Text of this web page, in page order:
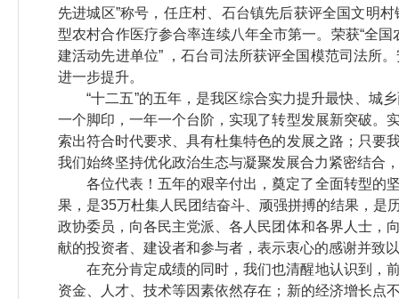
先进城区”称号，任庄村、石台镇先后获评全国文明
型农村合作医疗参合率连续八年全市第一。荣获“全
建活动先进单位” ，石台司法所获评全国模范司法所
进一步提升。
“十二五”的五年，是我区综合实力提升最快、城
一个脚印，一年一个台阶，实现了转型发展新突破。
索出符合时代要求、具有杜集特色的发展之路；只要
我们始终坚持优化政治生态与凝聚发展合力紧密结合
各位代表！五年的艰辛付出，奠定了全面转型的
果，是35万杜集人民团结奋斗、顽强拼搏的结果，是
政协委员，向各民主党派、各人民团体和各界人士，
献的投资者、建设者和参与者，表示衷心的感谢并致
在充分肯定成绩的同时，我们也清醒地认识到，
资金、人才、技术等因素依然存在；新的经济增长点